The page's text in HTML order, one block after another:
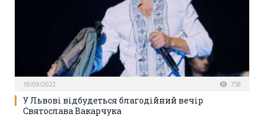
18/09/2022 758
У Львові відбудеться благодійний вечір
Святослава Вакарчука